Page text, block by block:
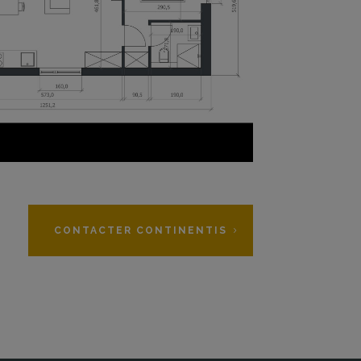
CONTACTER CONTINENTIS